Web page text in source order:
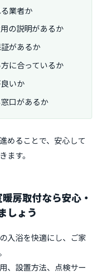
業者か
の説明があるか
があるか
に合っているか
いか
口があるか
めることで、安心して
ます。
房取付なら安心・
しょう
入浴を快適にし、ご家
、設置方法、点検サー